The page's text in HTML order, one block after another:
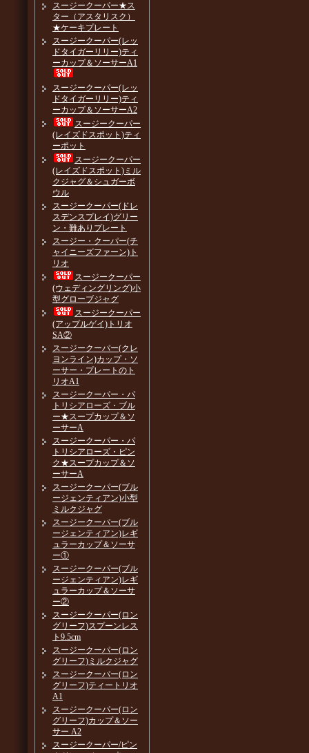
スージークーパー★ス
ター（アスタリスク）
★ケーキプレート
スージークーパー(レッ
ドタイガーリリー)ティ
ーカップ＆ソーサーA1
スージークーパー(レッ
ドタイガーリリー)ティ
ーカップ＆ソーサーA2
スージークーパー
(レイズドスポット)ティ
ーポット
スージークーパー
(レイズドスポット)ミル
クジャグ＆シュガーボ
ウル
スージークーパー(ドレ
スデンスプレイ)グリー
ン・難ありプレート
スージー・クーパー(チ
ャイニーズファーン)ト
リオ
スージークーパー
(ウェディングリング)小
型グローブジャグ
スージークーパー
(アップルゲイ)トリオ
SA②
スージークーパー(クレ
ヨンライン)カップ・ソ
ーサー・プレートのト
リオA1
スージークーパー・パ
トリシアローズ・ブル
ー★スープカップ＆ソ
ーサーA
スージークーパー・パ
トリシアローズ・ピン
ク★スープカップ＆ソ
ーサーA
スージークーパー(ブル
ージェンティアン)小型
ミルクジャグ
スージークーパー(ブル
ージェンティアン)レギ
ュラーカップ＆ソーサ
ー①
スージークーパー(ブル
ージェンティアン)レギ
ュラーカップ＆ソーサ
ー②
スージークーパー(ロン
グリーフ)スプーンレス
ト9.5cm
スージークーパー(ロン
グリーフ)ミルクジャグ
スージークーパー(ロン
グリーフ)ティートリオ
A1
スージークーパー(ロン
グリーフ)カップ＆ソー
サー A2
スージークーパー/ピン